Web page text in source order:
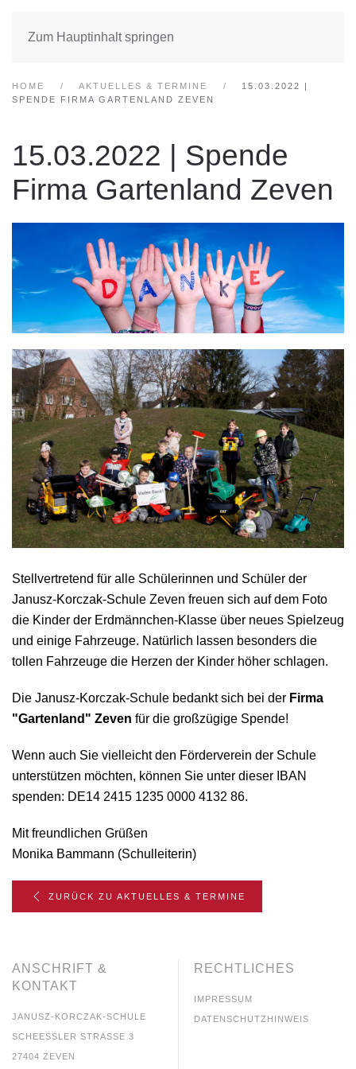
Zum Hauptinhalt springen
HOME AKTUELLES & TERMINE
15.03.2022 |
SPENDE FIRMA GARTENLAND ZEVEN
15.03.2022 | Spende
Firma Gartenland Zeven
Stellvertretend für alle Schülerinnen und Schüler der
Janusz-Korczak-Schule Zeven freuen sich auf dem Foto
die Kinder der Erdmännchen-Klasse über neues Spielzeug
und einige Fahrzeuge. Natürlich lassen besonders die
tollen Fahrzeuge die Herzen der Kinder höher schlagen.
Die Janusz-Korczak-Schule bedankt sich bei der Firma
"Gartenland" Zeven für die großzügige Spende!
Wenn auch Sie vielleicht den Förderverein der Schule
unterstützen möchten, können Sie unter dieser IBAN
spenden: DE14 2415 1235 0000 4132 86.
Mit freundlichen Grüßen
Monika Bammann (Schulleiterin)
ZURÜCK ZU AKTUELLES & TERMINE
ANSCHRIFT &
KONTAKT
JANUSZ-KORCZAK-SCHULE
SCHEESSLER STRASSE 3
27404 ZEVEN
RECHTLICHES
IMPRESSUM
DATENSCHUTZHINWEIS